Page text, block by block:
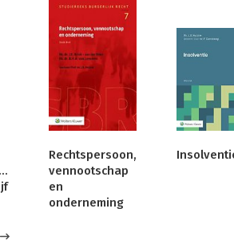
Rechtspersoon,
vennootschap
en
onderneming